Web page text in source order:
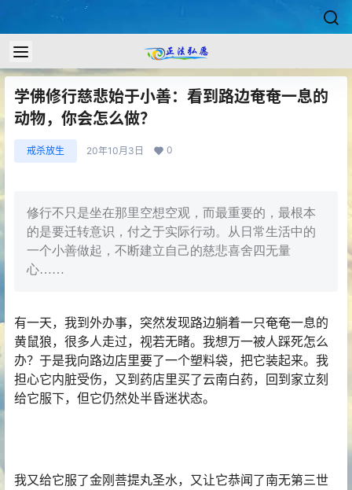
学佛修行慈悲始于小善：看到路边奄奄一息的
动物，你会怎么做？
戒杀放生 20年10月3日 0
修行不只是坐在那里空想空观，而最重要的，最根本
的是要迁转意识，付之于实际行动。从日常生活中的
一个小善做起，不断建立自己的慈悲喜舍四无量
心……
有一天，我到外办事，突然发现路边躺着一只奄奄一息的
黄鼠狼，很多人走过，视若无睹。我想万一被人踩死怎么
办？于是我向路边店里要了一个塑料袋，把它装起来。我
担心它内脏受伤，又到药店里买了云南白药，回到家立刻
给它服下，但它仍然处半昏迷状态。
我又给它服了金刚菩提丸圣水，又让它恭闻了南无第三世